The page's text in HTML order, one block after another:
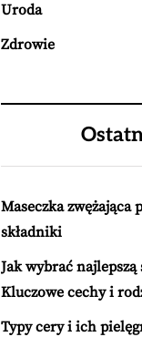
Uroda
Zdrowie
Maseczka zwężająca
składniki
Jak wybrać najlepszą
Kluczowe cechy i
Typy cery i ich